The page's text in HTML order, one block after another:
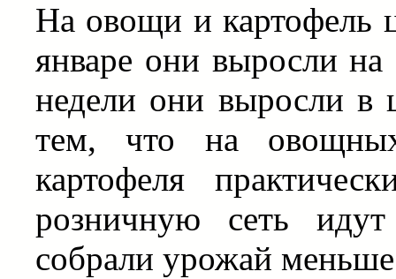
На овощи и картофель
январе они выросли
недели они выросли в
тем, что на
картофеля
розничную сеть
собрали урожай